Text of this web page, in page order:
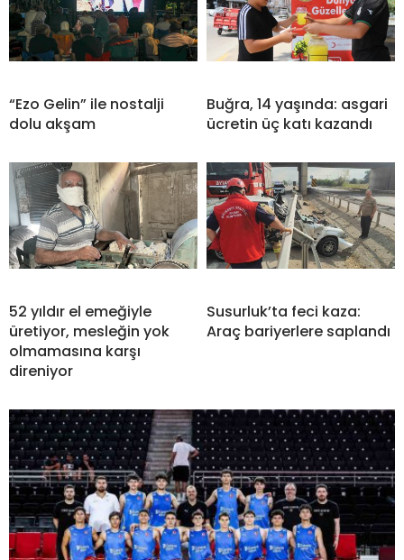
“Ezo Gelin” ile nostalji
dolu akşam
Buğra, 14 yaşında: asgari
ücretin üç katı kazandı
52 yıldır el emeğiyle
üretiyor, mesleğin yok
olmamasına karşı
direniyor
Susurluk’ta feci kaza:
Araç bariyerlere saplandı